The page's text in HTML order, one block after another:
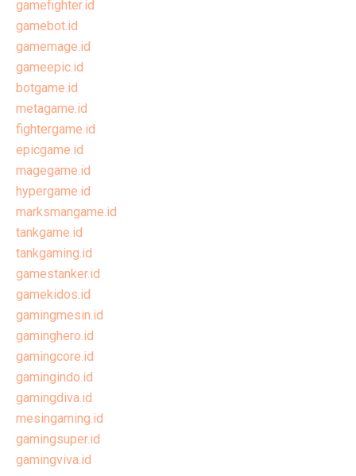
gamefighter.id
gamebot.id
gamemage.id
gameepic.id
botgame.id
metagame.id
fightergame.id
epicgame.id
magegame.id
hypergame.id
marksmangame.id
tankgame.id
tankgaming.id
gamestanker.id
gamekidos.id
gamingmesin.id
gaminghero.id
gamingcore.id
gamingindo.id
gamingdiva.id
mesingaming.id
gamingsuper.id
gamingviva.id